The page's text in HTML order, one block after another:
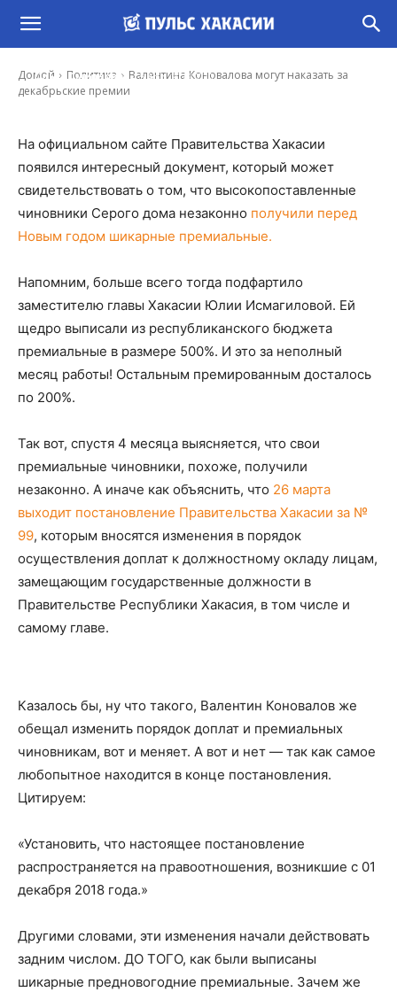
Домой Политика
Валентина Коновалова могут наказать за
декабрьские премии
Валентина Коновалова могут наказать за
декабрьские премии
Ольга Смирнова - 5 Апр, 2019 7:30
На официальном сайте Правительства Хакасии
появился интересный документ, который может
свидетельствовать о том, что высокопоставленные
чиновники Серого дома незаконно получили перед
Новым годом шикарные премиальные.
Напомним, больше всего тогда подфартило
заместителю главы Хакасии Юлии Исмагиловой. Ей
щедро выписали из республиканского бюджета
премиальные в размере 500%. И это за неполный
месяц работы! Остальным премированным досталось
по 200%.
Так вот, спустя 4 месяца выясняется, что свои
премиальные чиновники, похоже, получили
незаконно. А иначе как объяснить, что 26 марта
выходит постановление Правительства Хакасии за №
99, которым вносятся изменения в порядок
осуществления доплат к должностному окладу лицам,
замещающим государственные должности в
Правительстве Республики Хакасия, в том числе и
самому главе.
Казалось бы, ну что такого, Валентин Коновалов же
обещал изменить порядок доплат и премиальных
чиновникам, вот и меняет. А вот и нет — так как самое
любопытное находится в конце постановления.
Цитируем:
«Установить, что настоящее постановление
распространяется на правоотношения, возникшие с 01
декабря 2018 года.»
Другими словами, эти изменения начали действовать
задним числом. ДО ТОГО, как были выписаны
шикарные предновогодние премиальные. Зачем же